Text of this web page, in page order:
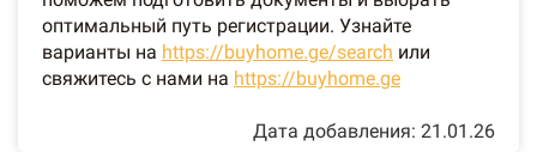
оптимальный путь регистрации. Узнайте
варианты на https://buyhome.ge/search или
свяжитесь с нами на https://buyhome.ge
Дата добавления: 21.01.26